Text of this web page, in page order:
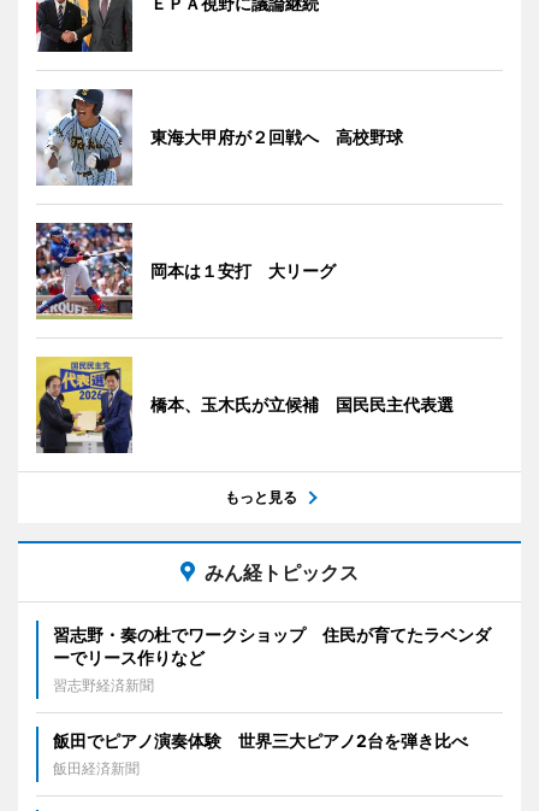
東海大甲府が２回戦へ 高校野球
岡本は１安打 大リーグ
橋本、玉木氏が立候補 国民民主代表選
もっと見る
みん経トピックス
習志野・奏の杜でワークショップ 住民が育てたラベンダ
ーでリース作りなど
習志野経済新聞
飯田でピアノ演奏体験 世界三大ピアノ2台を弾き比べ
飯田経済新聞